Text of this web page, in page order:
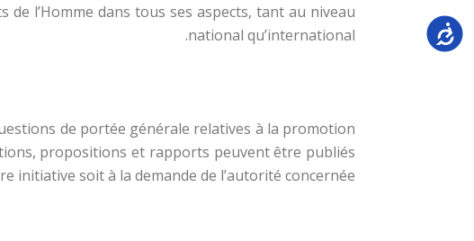
l’Homme dans tous ses aspects, tant au niveau
national qu’international.
de portée générale relatives à la promotion
propositions et rapports peuvent être publiés
initiative soit à la demande de l’autorité concernée.